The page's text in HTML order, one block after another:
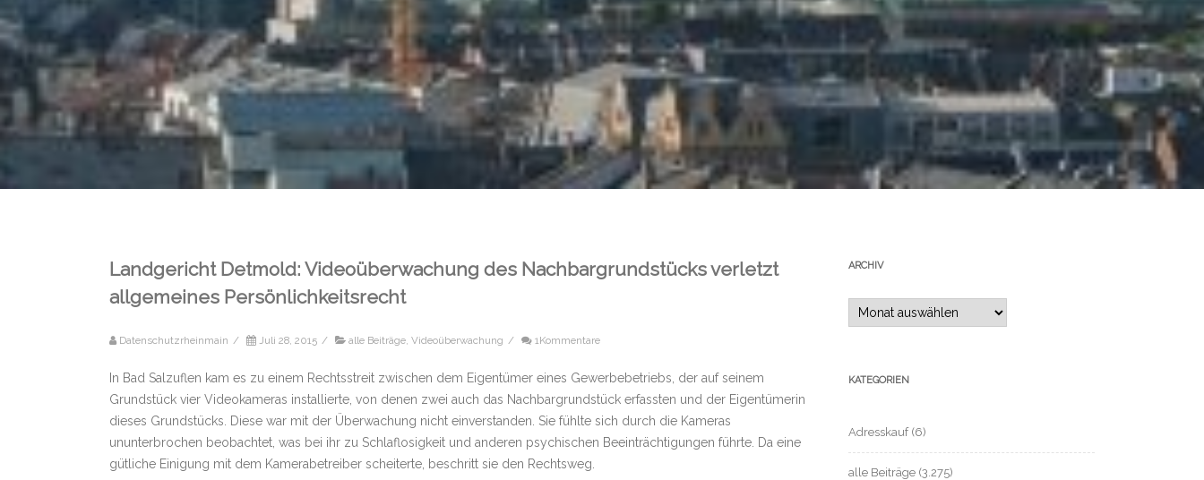
Landgericht Detmold: Videoüberwachung des Nachbargrundstücks verletzt
allgemeines Persönlichkeitsrecht
Datenschutzrheinmain / Juli 28, 2015 / alle Beiträge Videoüberwachung / 1Kommentare
In Bad Salzuflen kam es zu einem Rechtsstreit zwischen dem Eigentümer eines Gewerbebetriebs, der auf seinem
Grundstück vier Videokameras installierte, von denen zwei auch das Nachbargrundstück erfassten und der Eigentümerin
dieses Grundstücks. Diese war mit der Überwachung nicht einverstanden. Sie fühlte sich durch die Kameras
ununterbrochen beobachtet, was bei ihr zu Schlaflosigkeit und anderen psychischen Beeinträchtigungen führte. Da eine
gütliche Einigung mit dem Kamerabetreiber scheiterte, beschritt sie den Rechtsweg.
ARCHIV
Archiv
KATEGORIEN
Adresskauf(6)
alle Beiträge (3.275)